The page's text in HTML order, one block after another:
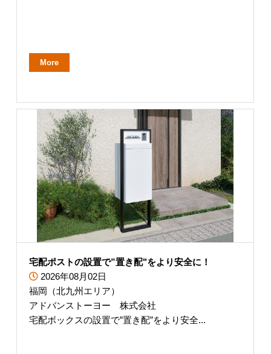
More
宅配ポストの設置で”置き配"をより安全に！
2026年08月02日
福岡（北九州エリア）
アドバンストーヨー 株式会社
宅配ボックスの設置で”置き配”をより安全...